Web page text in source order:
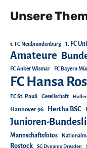
Unsere
1. FC Neubrandenburg 1. FC
Amateure
FC Anker Wismar FC Bayern
FC Hansa
FC St. Pauli Gesellschaft
Hannover 96 Hertha BSC
Junioren-
Mannschaftsfotos
Rostock SG Dynamo Dresden